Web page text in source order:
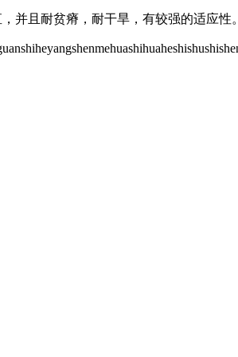
并且耐贫瘠，耐干旱，有较强的适应性。